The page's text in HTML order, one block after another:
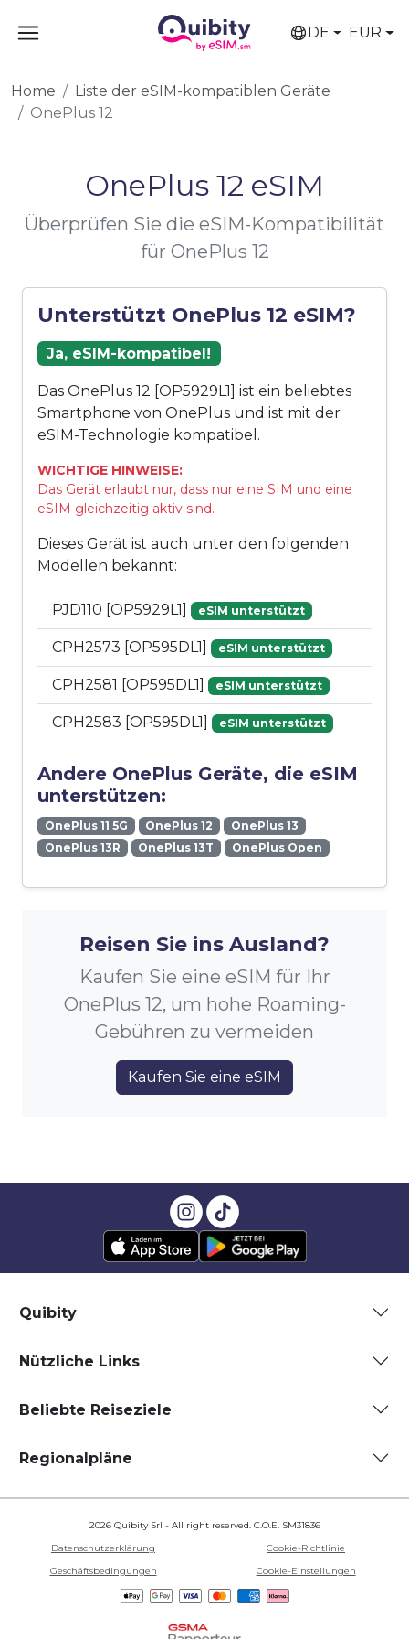
DE EUR
Home
Liste der eSIM-kompatiblen Geräte
OnePlus 12
OnePlus 12 eSIM
Überprüfen Sie die eSIM-Kompatibilität
für OnePlus 12
Unterstützt OnePlus 12 eSIM?
Ja, eSIM-kompatibel!
Das OnePlus 12 [OP5929L1] ist ein beliebtes
Smartphone von OnePlus und ist mit der
eSIM-Technologie kompatibel.
WICHTIGE HINWEISE:
Das Gerät erlaubt nur, dass nur eine SIM und eine
eSIM gleichzeitig aktiv sind.
Dieses Gerät ist auch unter den folgenden
Modellen bekannt:
PJD110 [OP5929L1] eSIM unterstützt
CPH2573 [OP595DL1] eSIM unterstützt
CPH2581 [OP595DL1] eSIM unterstützt
CPH2583 [OP595DL1] eSIM unterstützt
Andere OnePlus Geräte, die eSIM
unterstützen:
OnePlus 11 5G OnePlus 12
OnePlus 13
OnePlus 13R
OnePlus 13T OnePlus Open
Reisen Sie ins Ausland?
Kaufen Sie eine eSIM für Ihr
OnePlus 12, um hohe Roaming-
Gebühren zu vermeiden
Kaufen Sie eine eSIM
Quibity
Nützliche Links
Beliebte Reiseziele
Regionalpläne
2026 Quibity Srl - All right reserved. C.O.E. SM31836
Datenschutzerklärung
Cookie-Richtlinie
Geschäftsbedingungen
Cookie-Einstellungen